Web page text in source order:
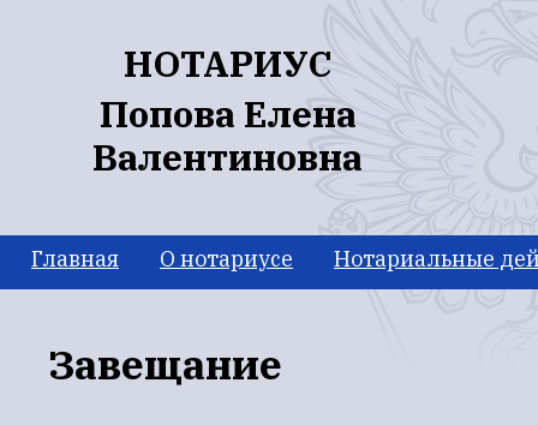
Перейти к основному содержанию
НОТАРИУС
Попова Елена
Валентиновна
Главная О нотариусе Нотариальные
Завещание